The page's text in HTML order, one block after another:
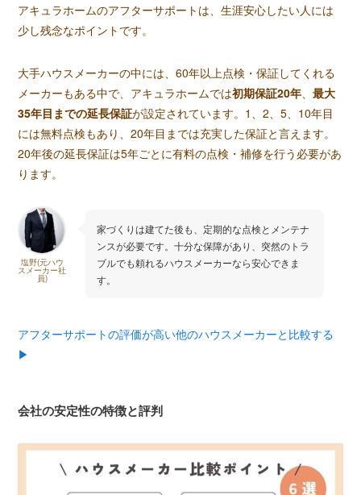
アキュラホームのアフターサポートは、生涯安心したい人には
少し残念なポイントです。
大手ハウスメーカーの中には、60年以上点検・保証してくれる
メーカーもある中で、アキュラホームでは初期保証20年 、最大
35年目までの延長保証が設定されています。1、2、5、10年目
には無料点検もあり、20年目までは充実した保証と言えます。
20年後の延長保証は5年ごとに有料の点検・補修を行う必要があ
ります。
塩野(元ハウ
スメーカー社
員)
家づくりは建てた後も、定期的な点検とメンテナ
ンスが必要です。十分な保障があり、突然のトラ
ブルでも頼れるハウスメーカーなら安心できま
す。
アフターサポートの評価が高い他のハウスメーカーと比較する
▶︎
会社の安定性の特徴と評判